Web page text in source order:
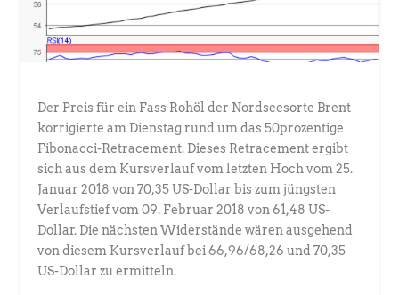
Der Preis für ein Fass Rohöl der Nordseesorte Brent
korrigierte am Dienstag rund um das 50prozentige
Fibonacci-Retracement. Dieses Retracement ergibt
sich aus dem Kursverlauf vom letzten Hoch vom 25.
Januar 2018 von 70,35 US-Dollar bis zum jüngsten
Verlaufstief vom 09. Februar 2018 von 61,48 US-
Dollar. Die nächsten Widerstände wären ausgehend
von diesem Kursverlauf bei 66,96/68,26 und 70,35
US-Dollar zu ermitteln.